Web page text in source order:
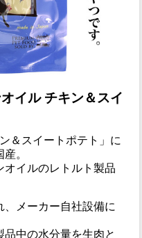
イル チキン＆スイ
＆スイートポテト」に
。
オイルのレトルト製品
メーカー自社設備に
中の水分量を生肉と